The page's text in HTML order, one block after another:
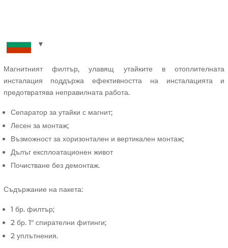
Магнитният филтър, улавящ утайките в отоплителната
инсталация поддържа ефективността на инсталацията и
предотвратява неправилната работа.
Сепаратор за утайки с магнит;
Лесен за монтаж;
Възможност за хоризонтален и вертикален монтаж;
Дълъг експлоатационен живот
Почистване без демонтаж.
Съдържание на пакета:
1 бр. филтър;
2 бр. 1″ спирателни фитинги;
2 уплътнения.